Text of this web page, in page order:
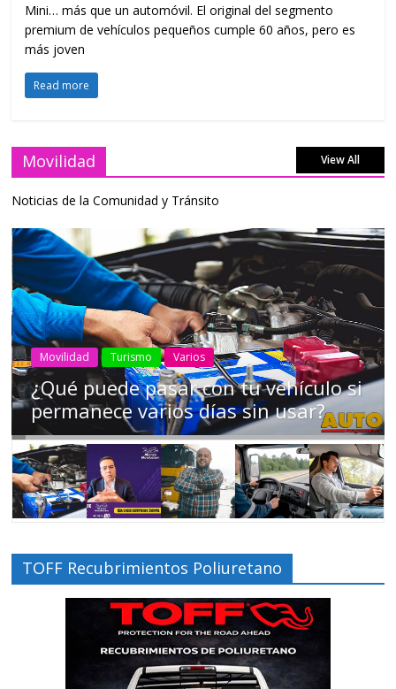
Mini… más que un automóvil. El original del segmento
premium de vehículos pequeños cumple 60 años, pero es
más joven
Read more
Movilidad View All
Noticias de la Comunidad y Tránsito
AEADE Industria Motociclismo Motos Movilidad
Campaña busca cambiar destino de
los motociclistas en la región
TOFF Recubrimientos Poliuretano